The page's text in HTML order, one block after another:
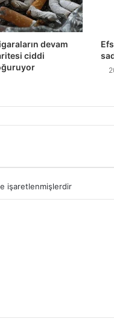
devam
ciddi
işaretlenmişlerdir